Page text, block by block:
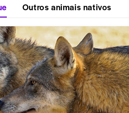
Outros animais nativos